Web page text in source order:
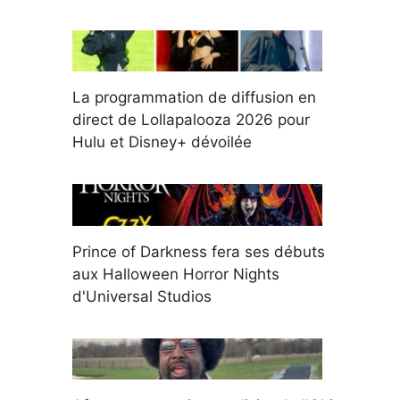
La programmation de diffusion en
direct de Lollapalooza 2026 pour
Hulu et Disney+ dévoilée
Prince of Darkness fera ses débuts
aux Halloween Horror Nights
d'Universal Studios